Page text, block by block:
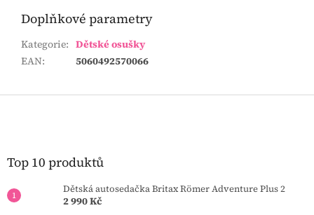
Doplňkové parametry
Kategorie: Dětské osušky
EAN: 5060492570066
Z
Top 10 produktů
Dětská autosedačka Britax Römer Adventure Plus 2
2 990 Kč